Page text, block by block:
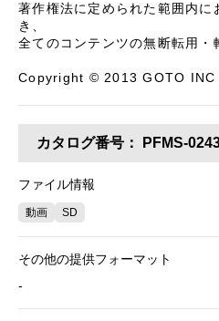
著作権法に定められた範囲内に
き、
全てのコンテンツの無断転用・
Copyright © 2013 GOTO INC
カタログ番号： PFMS-
ファイル情報
動画 SD
その他の提供フォーマット
-